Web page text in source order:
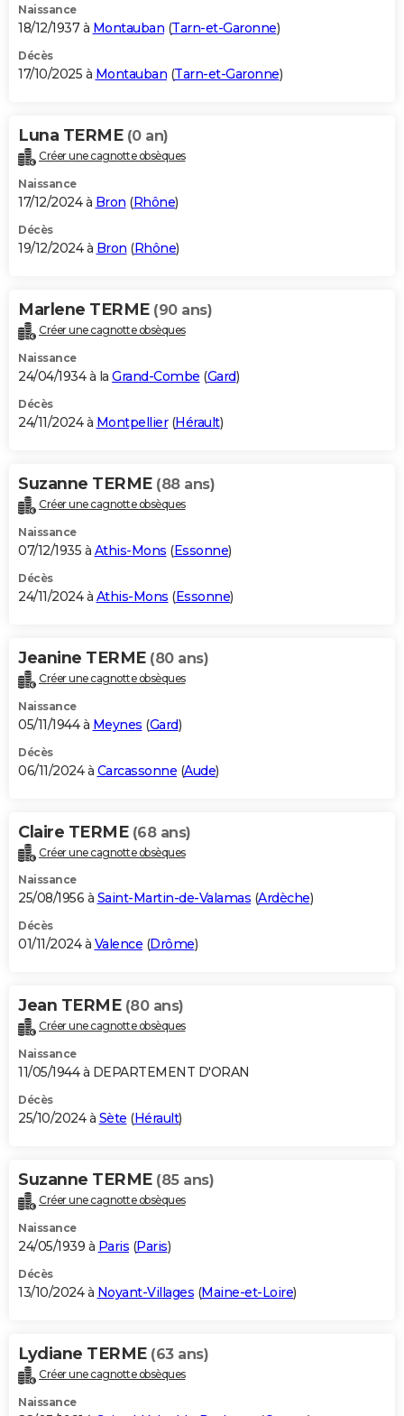
Naissance
18/12/1937 à Montauban (Tarn-et-Garonne)
Décès
17/10/2025 à Montauban (Tarn-et-Garonne)
Luna TERME (0 an)
Créer une cagnotte obsèques
Naissance
17/12/2024 à Bron (Rhône)
Décès
19/12/2024 à Bron (Rhône)
Marlene TERME (90 ans)
Créer une cagnotte obsèques
Naissance
24/04/1934 à la Grand-Combe (Gard)
Décès
24/11/2024 à Montpellier(Hérault)
Suzanne TERME (88 ans)
Créer une cagnotte obsèques
Naissance
07/12/1935 à Athis-Mons (Essonne)
Décès
24/11/2024 à Athis-Mons (Essonne)
Jeanine TERME (80 ans)
Créer une cagnotte obsèques
Naissance
05/11/1944 à Meynes (Gard)
Décès
06/11/2024 à Carcassonne (Aude)
Claire TERME (68 ans)
Créer une cagnotte obsèques
Naissance
25/08/1956 à Saint-Martin-de-Valamas (Ardèche)
Décès
01/11/2024 à Valence (Drôme)
Jean TERME (80 ans)
Créer une cagnotte obsèques
Naissance
11/05/1944 à DEPARTEMENT D'ORAN
Décès
25/10/2024 à Sète (Hérault)
Suzanne TERME (85 ans)
Créer une cagnotte obsèques
Naissance
24/05/1939 à Paris (Paris)
Décès
13/10/2024 à Noyant-Villages (Maine-et-Loire)
Lydiane TERME (63 ans)
Créer une cagnotte obsèques
Naissance